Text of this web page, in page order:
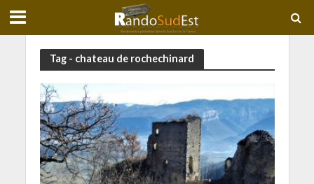
Tag - chateau de rochechinard